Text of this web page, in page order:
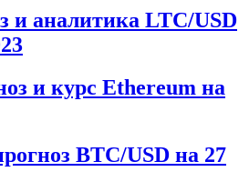
и аналитика LTC/USD
и курс Ethereum на
BTC/USD на 27